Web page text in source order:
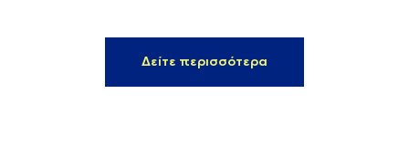
Δείτε περισσότερα